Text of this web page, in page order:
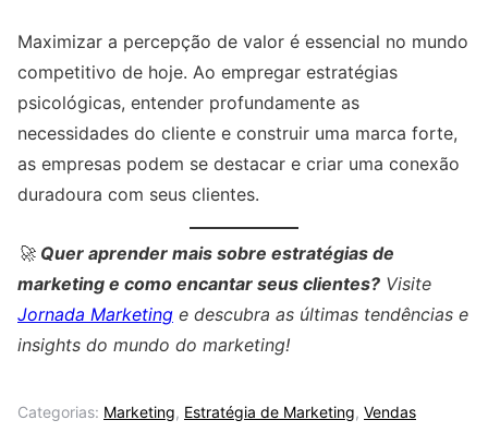
Maximizar a percepção de valor é essencial no mundo
competitivo de hoje. Ao empregar estratégias
psicológicas, entender profundamente as
necessidades do cliente e construir uma marca forte,
as empresas podem se destacar e criar uma conexão
duradoura com seus clientes.
🚀 Quer aprender mais sobre estratégias de
marketing e como encantar seus clientes? Visite
Jornada Marketing e descubra as últimas tendências e
insights do mundo do marketing!
Categorias: Marketing, Estratégia de Marketing, Vendas